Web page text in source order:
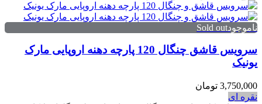
ناموجودSold out
سرویس قاشق چنگال 120 پارچه دهنه اروپایی مارک
یونیک
3,750,000 تومان
نقره ای